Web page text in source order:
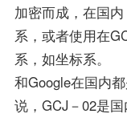
加密而成，在国
系，或者使用在
系，如坐标系。
和Google在国内
说，GCJ－02是